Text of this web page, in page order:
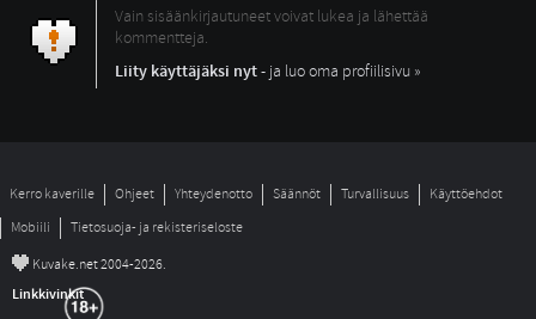
Vain sisäänkirjautuneet voivat lukea ja lähettää
kommentteja.
Liity käyttäjäksi nyt- ja luo oma profiilisivu »
Kerro kaverille Ohjeet Yhteydenotto Säännöt Turvallisuus
Käyttöehdot
Mobiili
Tietosuoja- ja rekisteriseloste
© Kuvake.net 2004-2026.
Linkkivinkit